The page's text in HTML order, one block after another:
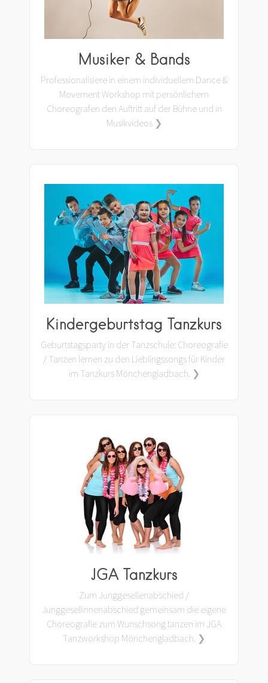
Musiker & Bands
Professionalisiere in einem individuellem Dance &
Movement Workshop mit persönlichem
Choreografen den Auftritt auf der Bühne und in
Musikvideos ❯
Kindergeburtstag Tanzkurs
Geburtstagsparty in der Tanzschule: Choreografie
/ Tanzen lernen zu den Lieblingssongs für Kinder
im Tanzkurs Mönchengladbach. ❯
JGA Tanzkurs
Zum Junggesellenabschied /
Junggesellinnenabschied gemeinsam die eigene
Choreografie zum Wunschsong tanzen im JGA
Tanzworkshop Mönchengladbach. ❯